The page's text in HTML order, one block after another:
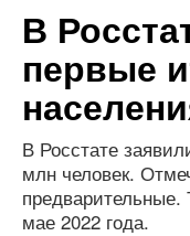
В
первые
В Росстате
млн человек.
мае 2022 года.